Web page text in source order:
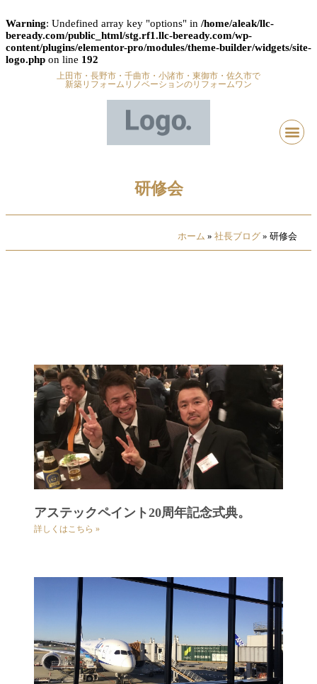
Warning: Undefined array key "options" in /home/aleak/llc-
beready.com/public_html/stg.rf1.llc-beready.com/wp-
content/plugins/elementor-pro/modules/theme-builder/widgets/site-
logo.php on line 192
上田市・長野市・千曲市・小諸市・東御市・佐久市で
新築リフォームリノベーションのリフォームワン
研修会
ホーム » 社長ブログ » 研修会
アステックペイント20周年記念式典。
詳しくはこちら »